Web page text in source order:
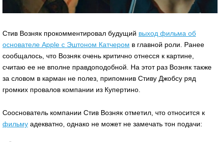
Стив Возняк прокомментировал будущий выход фильма об
основателе Apple с Эштоном Катчером в главной роли. Ранее
сообщалось, что Возняк очень критично отнесся к картине,
считаю ее не вполне правдоподобной. На этот раз Возняк также
за словом в карман не полез, припомнив Стиву Джобсу ряд
громких провалов компании из Купертино.
Сооснователь компании Стив Возняк отметил, что относится к
фильму адекватно, однако не может не замечать тон подачи: